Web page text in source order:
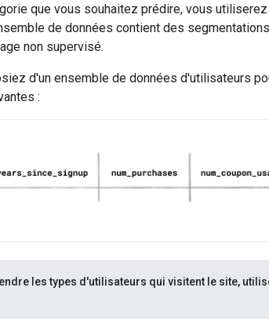
que vous souhaitez prédire, vous
de données contient des
non supervisé.
d'un ensemble de données d'utilisateurs
:
les types d'utilisateurs qui visitent le site,